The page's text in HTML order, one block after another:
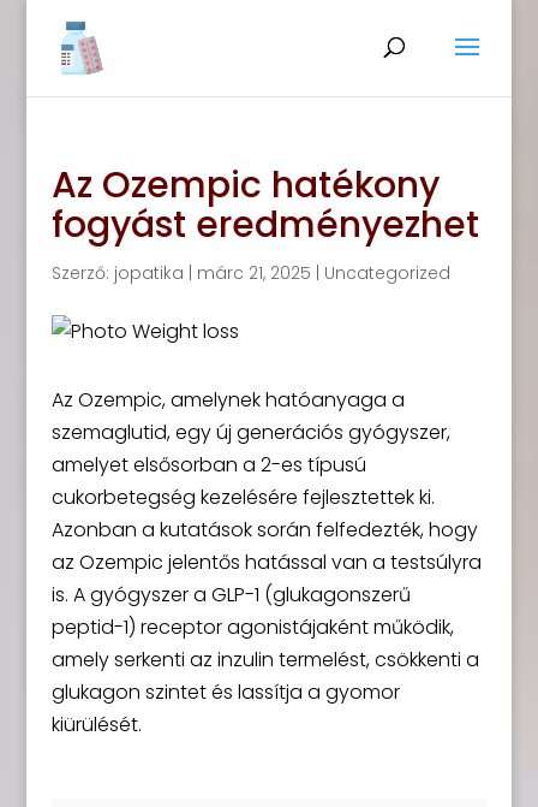
Az Ozempic hatékony
fogyást eredményezhet
Szerző: jopatika márc 21, 2025 Uncategorized
Az Ozempic, amelynek hatóanyaga a
szemaglutid, egy új generációs gyógyszer,
amelyet elsősorban a 2-es típusú
cukorbetegség kezelésére fejlesztettek ki.
Azonban a kutatások során felfedezték, hogy
az Ozempic jelentős hatással van a testsúlyra
is. A gyógyszer a GLP-1 (glukagonszerű
peptid-1) receptor agonistájaként működik,
amely serkenti az inzulin termelést, csökkenti a
glukagon szintet és lassítja a gyomor
kiürülését.